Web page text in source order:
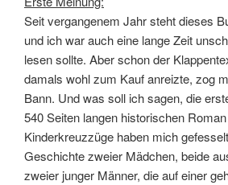
Seit vergangenem Jahr steht dieses
und ich war auch eine lange Zeit
lesen sollte. Aber schon der
damals wohl zum Kauf anreizte, zog
Bann. Und was soll ich sagen, die
540 Seiten langen historischen
Kinderkreuzzüge haben mich
Geschichte zweier Mädchen, beide
zweier junger Männer, die auf einer